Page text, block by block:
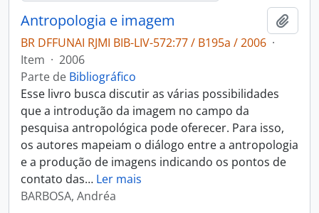
Antropologia e imagem
BR DFFUNAI RJMI BIB-LIV-572:77 / B195a / 2006 ·
Item · 2006
Parte de Bibliográfico
Esse livro busca discutir as várias possibilidades
que a introdução da imagem no campo da
pesquisa antropológica pode oferecer. Para isso,
os autores mapeiam o diálogo entre a antropologia
e a produção de imagens indicando os pontos de
contato das… Ler mais
BARBOSA, Andréa